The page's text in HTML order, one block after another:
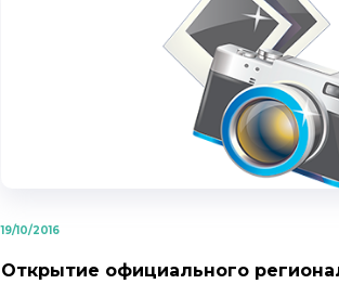
19/10/2016
Открытие официального